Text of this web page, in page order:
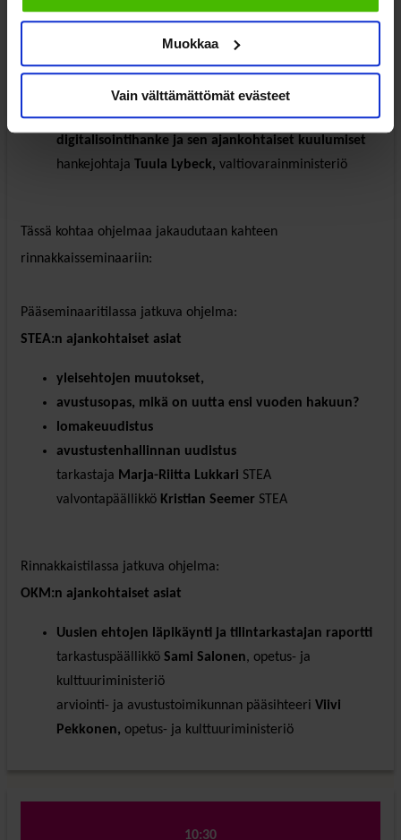
Muokkaa
Vain välttämättömät evästeet
9:00
Päivän ohjelma alkaa
Valtionavustustoiminnan kehittämis- ja
digitalisointihanke ja sen ajankohtaiset kuulumiset
hankejohtaja Tuula Lybeck, valtiovarainministeriö
Tässä kohtaa ohjelmaa jakaudutaan kahteen
rinnakkaisseminaariin:
Pääseminaaritilassa jatkuva ohjelma:
STEA:n ajankohtaiset asiat
yleisehtojen muutokset,
avustusopas, mikä on uutta ensi vuoden hakuun?
lomakeuudistus
avustustenhallinnan uudistus
tarkastaja Marja-Riitta Lukkari STEA
valvontapäällikkö Kristian Seemer STEA
Rinnakkaistilassa jatkuva ohjelma:
OKM:n ajankohtaiset asiat
Uusien ehtojen läpikäynti ja tilintarkastajan raportti
tarkastuspäällikkö Sami Salonen, opetus- ja
kulttuuriministeriö
arviointi- ja avustustoimikunnan pääsihteeri Viivi
Pekkonen, opetus- ja kulttuuriministeriö
10:30